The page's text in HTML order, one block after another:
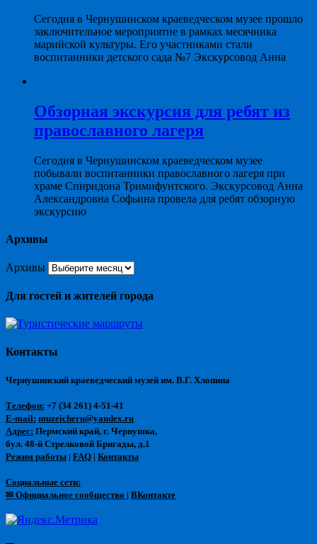
Сегодня в Чернушинском краеведческом музее прошло
заключительное мероприятие в рамках месячника
марийской культуры. Его участниками стали
воспитанники детского сада №7 Экскурсовод Анна
Обзорная экскурсия для ребят из
православного лагеря
Сегодня в Чернушинском краеведческом музее
побывали воспитанники православного лагеря при
храме Спиридона Тримифунтского. Экскурсовод Анна
Александровна Софьина провела для ребят обзорную
экскурсию
Архивы
Архивы
Для гостей и жителей города
Контакты
Чернушинский краеведческий музей им. В.Г. Хлопина
Телефон: +7 (34 261) 4-51-41
E-mail: muzeichern@yandex.ru
Адрес: Пермский край, г. Чернушка,
бул. 48-й Стрелковой Бригады, д.1
Режим работы | FAQ | Контакты
Социальные сети:
✉ Официальное сообщество | ВКонтакте